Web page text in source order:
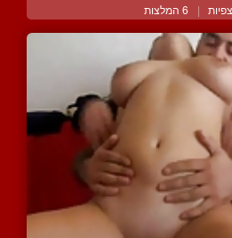
| 6 המלצות